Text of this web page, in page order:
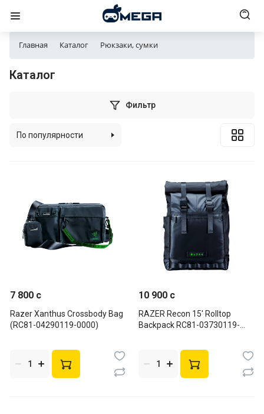
Главная Каталог Рюкзаки, сумки
Каталог
Фильтр
По популярности
По цене (убыванию)
7 800 c
Razer Xanthus Crossbody Bag
(RC81-04290119-0000)
10 900 c
RAZER Recon 15' Rolltop
Backpack RC81-03730119-